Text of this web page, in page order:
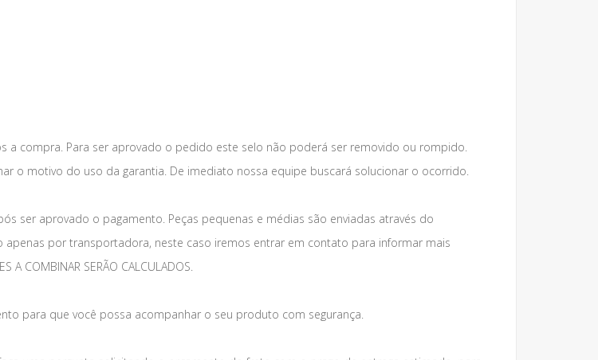
a compra. Para ser aprovado o pedido este selo não poderá ser removido ou rompido.
o motivo do uso da garantia. De imediato nossa equipe buscará solucionar o ocorrido.
ser aprovado o pagamento. Peças pequenas e médias são enviadas através do
por transportadora, neste caso iremos entrar em contato para informar mais
A COMBINAR SERÃO CALCULADOS.
para que você possa acompanhar o seu produto com segurança.